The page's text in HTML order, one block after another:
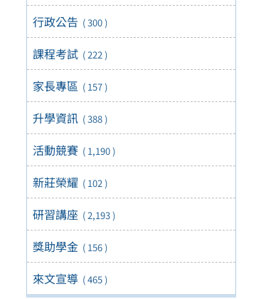
行政公告 ( 300 )
課程考試 ( 222 )
家長專區 ( 157 )
升學資訊 ( 388 )
活動競賽 ( 1,190 )
新莊榮耀 ( 102 )
研習講座 ( 2,193 )
獎助學金 ( 156 )
來文宣導 ( 465 )